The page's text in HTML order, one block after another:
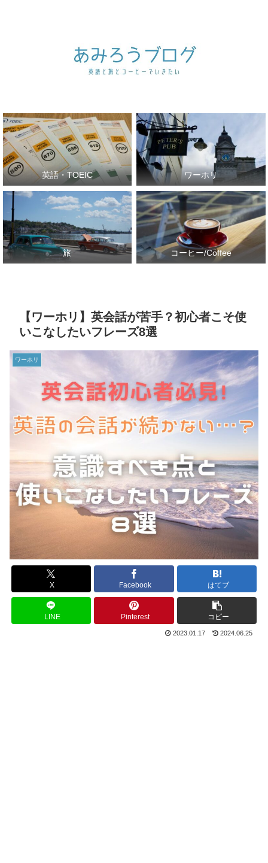
英語・TOEIC ワーホリ
旅 コーヒー/Coffee
【ワーホリ】英会話が苦手？初心者こそ使
いこなしたいフレーズ8選
ワーホリ
X Facebook はてブ
LINE Pinterest コピー
2023.01.17 2024.06.25